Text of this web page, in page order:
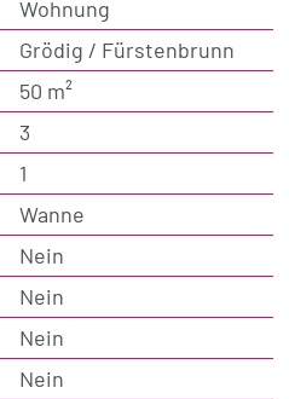
Wohnung
Grödig / Fürstenbrunn
50 m²
3
1
Wanne
Nein
Nein
Nein
Nein